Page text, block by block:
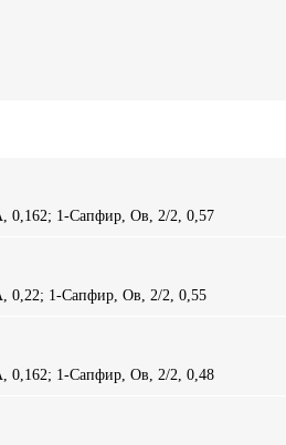
0,162; 1-Сапфир, Ов, 2/2, 0,57
0,22; 1-Сапфир, Ов, 2/2, 0,55
0,162; 1-Сапфир, Ов, 2/2, 0,48